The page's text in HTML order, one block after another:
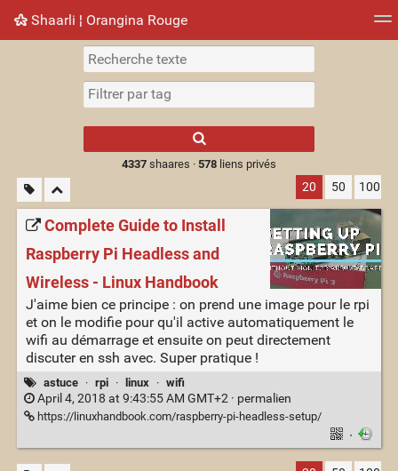
Shaarli ¦ Orangina Rouge
Nuage de tags Mur d'images
results.
4337shaares · 578liens privés
20 50 100
Complete Guide to Install
Raspberry Pi Headless and
Wireless - Linux Handbook
J'aime bien ce principe : on prend une image pour le rpi
et on le modifie pour qu'il active automatiquement le
wifi au démarrage et ensuite on peut directement
discuter en ssh avec. Super pratique !
astuce · rpi · linux · wifi
April 4, 2018 at 9:43:55 AM GMT+2 · permalien
https://linuxhandbook.com/raspberry-pi-headless-setup/
·